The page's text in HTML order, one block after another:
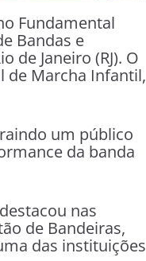
Fundamental
Bandas e
de Janeiro (RJ). O
de Marcha Infantil,
um público
da banda
nas
de Bandeiras,
das instituições